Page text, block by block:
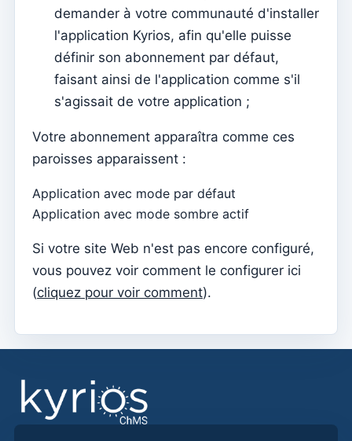
Catequese
Formulaires d'inscription à la catéchèse
Documents individuels
Séances
Ajouter un nouveau groupe
Accès à Kyrios pour les catéchistes – comment se
connecter
Agents pastoraux
Acolytes
Ministres extraordinaires de communion (MEC)
demander à votre communauté d'installer
l'application Kyrios, afin qu'elle puisse
définir son abonnement par défaut,
faisant ainsi de l'application comme s'il
s'agissait de votre application ;
Votre abonnement apparaîtra comme ces
paroisses apparaissent :
Application avec mode par défaut
Application avec mode sombre actif
Si votre site Web n'est pas encore configuré,
vous pouvez voir comment le configurer ici
(cliquez pour voir comment).